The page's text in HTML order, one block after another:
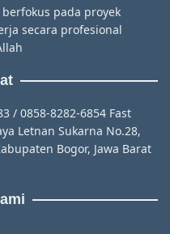
pada proyek
secara profesional
/ 0858-8282-6854 Fast
Letnan Sukarna No.28,
Bogor, Jawa Barat